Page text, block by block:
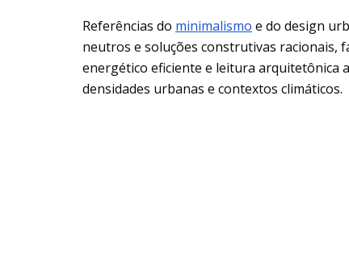
Referências do minimalismo e do design
neutros e soluções construtivas racionais,
energético eficiente e leitura arquitetônica
densidades urbanas e contextos climáticos.